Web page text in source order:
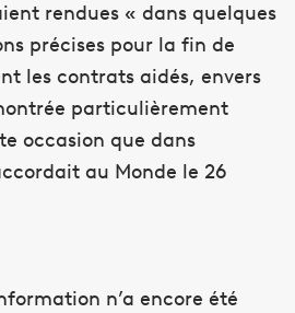
rendues « dans quelques
précises pour la fin de
les contrats aidés, envers
particulièrement
occasion que dans
au Monde le 26
n’a encore été